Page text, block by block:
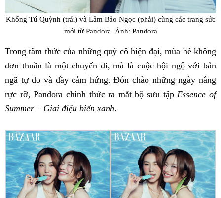
Khổng Tú Quỳnh (trái) và Lâm Bảo Ngọc (phải) cùng các trang sức
mới từ Pandora. Ảnh: Pandora
Trong tâm thức của những quý cô hiện đại, mùa hè không
đơn thuần là một chuyến đi, mà là cuộc hội ngộ với bản
ngã tự do và đầy cảm hứng. Đón chào những ngày nắng
rực rỡ, Pandora chính thức ra mắt bộ sưu tập Essence of
Summer – Giai điệu biển xanh.